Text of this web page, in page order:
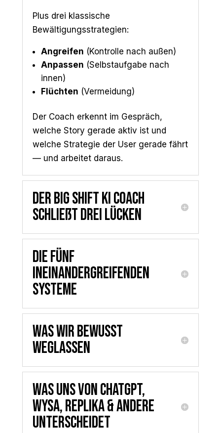
Plus drei klassische
Bewältigungsstrategien:
Angreifen (Kontrolle nach außen)
Anpassen (Selbstaufgabe nach
innen)
Flüchten (Vermeidung)
Der Coach erkennt im Gespräch,
welche Story gerade aktiv ist und
welche Strategie der User gerade fährt
— und arbeitet daraus.
Der Big Shift KI Coach
schließt drei Lücken
Die fünf
ineinandergreifenden
Systeme
Was wir bewusst
weglassen
Was uns von ChatGPT,
Wysa, Replika & andere
unterscheidet